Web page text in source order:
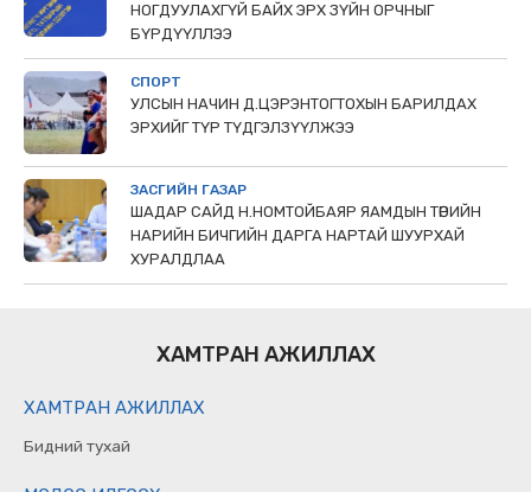
НОГДУУЛАХГҮЙ БАЙХ ЭРХ ЗҮЙН ОРЧНЫГ
БҮРДҮҮЛЛЭЭ
СПОРТ
УЛСЫН НАЧИН Д.ЦЭРЭНТОГТОХЫН БАРИЛДАХ
ЭРХИЙГ ТҮР ТҮДГЭЛЗҮҮЛЖЭЭ
ЗАСГИЙН ГАЗАР
ШАДАР САЙД Н.НОМТОЙБАЯР ЯАМДЫН ТӨРИЙН
НАРИЙН БИЧГИЙН ДАРГА НАРТАЙ ШУУРХАЙ
ХУРАЛДЛАА
ХАМТРАН АЖИЛЛАХ
ХАМТРАН АЖИЛЛАХ
Бидний тухай